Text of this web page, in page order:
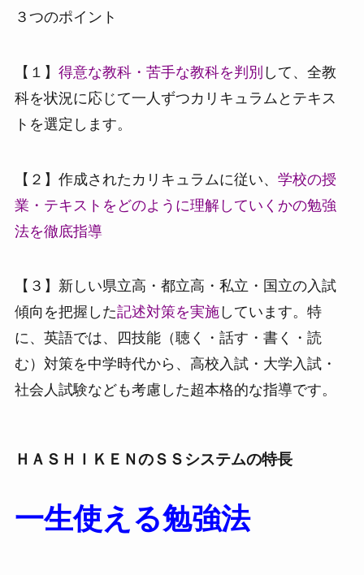
３つのポイント
【１】 得意な教科・苦手な教科を判別 して、全教
科を状況に応じて一人ずつカリキュラムとテキス
トを選定します。
【２】作成されたカリキュラムに従い、 学校の授
業・テキストをどのように理解していくかの勉強
法を徹底指導
【３】新しい県立高・都立高・私立・国立の入試
傾向を把握した記述対策を実施しています。特
に、英語では、四技能（聴く・話す・書く・読
む）対策を中学時代から、高校入試・大学入試・
社会人試験なども考慮した超本格的な指導です。
ＨＡＳＨＩＫＥＮのＳＳシステムの特長
一生使える勉強法